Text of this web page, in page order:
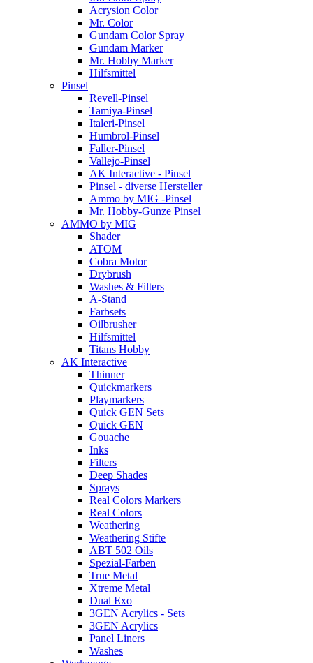
Acrysion Color
Mr. Color
Gundam Color Spray
Gundam Marker
Mr. Hobby Marker
Hilfsmittel
Pinsel
Revell-Pinsel
Tamiya-Pinsel
Italeri-Pinsel
Humbrol-Pinsel
Faller-Pinsel
Vallejo-Pinsel
AK Interactive - Pinsel
Pinsel - diverse Hersteller
Ammo by MIG -Pinsel
Mr. Hobby-Gunze Pinsel
AMMO by MIG
Shader
ATOM
Cobra Motor
Drybrush
Washes & Filters
A-Stand
Farbsets
Oilbrusher
Hilfsmittel
Titans Hobby
AK Interactive
Thinner
Quickmarkers
Playmarkers
Quick GEN Sets
Quick GEN
Gouache
Inks
Filters
Deep Shades
Sprays
Real Colors Markers
Real Colors
Weathering
Weathering Stifte
ABT 502 Oils
Spezial-Farben
True Metal
Xtreme Metal
Dual Exo
3GEN Acrylics - Sets
3GEN Acrylics
Panel Liners
Washes